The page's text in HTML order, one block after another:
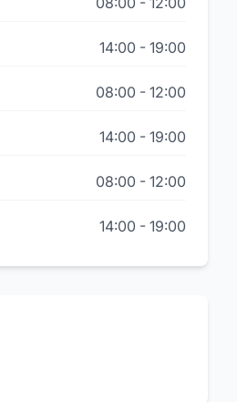
14:00 - 19:00
08:00 - 12:00
14:00 - 19:00
08:00 - 12:00
14:00 - 19:00